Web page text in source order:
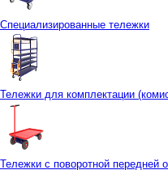
Специализированные тележки
Тележки для комплектации
Тележки с поворотной передней